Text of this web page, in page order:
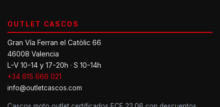
OUTLET CASCOS
Gran Vía Ferran el Catòlic 66
46008 Valencia
L-V 10-14 y 17-20h · S 10-14h
+34 615 666 021
info@outletcascos.com